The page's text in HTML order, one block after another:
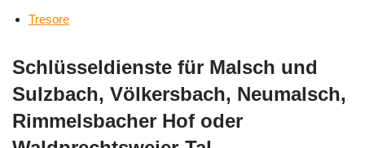
Tresore
Schlüsseldienste für Malsch und
Sulzbach, Völkersbach, Neumalsch,
Rimmelsbacher Hof oder